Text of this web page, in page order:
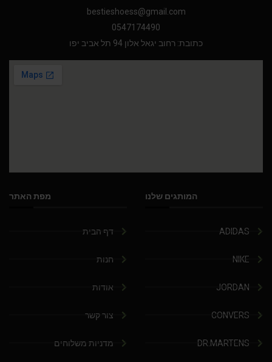
bestieshoess@gmail.com
0547174490
כתובת: רחוב יגאל אלון 94 תל אביב יפו
המותגים שלנו
ADIDAS
NIKE
JORDAN
CONVERS
DR.MARTENS
מפת האתר
דף הבית
חנות
אודות
צור קשר
מדניות משלוחים